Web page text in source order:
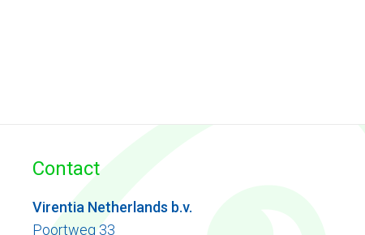
Contact
Virentia Netherlands b.v.
Poortweg 33